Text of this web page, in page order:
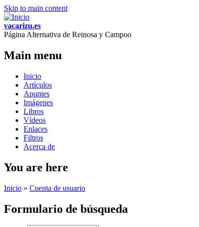
Skip to main content
vacarizu.es
Página Alternativa de Reinosa y Campoo
Main menu
Inicio
Artículos
Apuntes
Imágenes
Libros
Vídeos
Enlaces
Filtros
Acerca de
You are here
Inicio » Cuenta de usuario
Formulario de búsqueda